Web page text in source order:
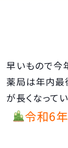
早いもので今
薬局は年内最
が長くなって
令和6